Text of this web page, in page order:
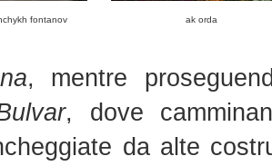
fontanov ak orda
, mentre
, dove
da alte